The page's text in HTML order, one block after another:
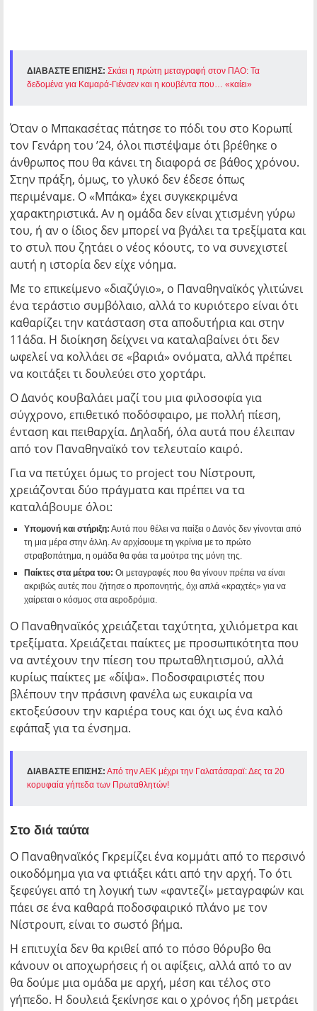
ΔΙΑΒΑΣΤΕ ΕΠΙΣΗΣ: Σκάει η πρώτη μεταγραφή στον ΠΑΟ: Τα
δεδομένα για Καμαρά-Γιένσεν και η κουβέντα που… «καίει»
Όταν ο Μπακασέτας πάτησε το πόδι του στο Κορωπί
τον Γενάρη του ’24, όλοι πιστέψαμε ότι βρέθηκε ο
άνθρωπος που θα κάνει τη διαφορά σε βάθος χρόνου.
Στην πράξη, όμως, το γλυκό δεν έδεσε όπως
περιμέναμε. Ο «Μπάκα» έχει συγκεκριμένα
χαρακτηριστικά. Αν η ομάδα δεν είναι χτισμένη γύρω
του, ή αν ο ίδιος δεν μπορεί να βγάλει τα τρεξίματα και
το στυλ που ζητάει ο νέος κόουτς, το να συνεχιστεί
αυτή η ιστορία δεν είχε νόημα.
Με το επικείμενο «διαζύγιο», ο Παναθηναϊκός γλιτώνει
ένα τεράστιο συμβόλαιο, αλλά το κυριότερο είναι ότι
καθαρίζει την κατάσταση στα αποδυτήρια και στην
11άδα. Η διοίκηση δείχνει να καταλαβαίνει ότι δεν
ωφελεί να κολλάει σε «βαριά» ονόματα, αλλά πρέπει
να κοιτάξει τι δουλεύει στο χορτάρι.
Ο Δανός κουβαλάει μαζί του μια φιλοσοφία για
σύγχρονο, επιθετικό ποδόσφαιρο, με πολλή πίεση,
ένταση και πειθαρχία. Δηλαδή, όλα αυτά που έλειπαν
από τον Παναθηναϊκό τον τελευταίο καιρό.
Για να πετύχει όμως το project του Νίστρουπ,
χρειάζονται δύο πράγματα και πρέπει να τα
καταλάβουμε όλοι:
Υπομονή και στήριξη: Αυτά που θέλει να παίξει ο Δανός δεν γίνονται από
τη μια μέρα στην άλλη. Αν αρχίσουμε τη γκρίνια με το πρώτο
στραβοπάτημα, η ομάδα θα φάει τα μούτρα της μόνη της.
Παίκτες στα μέτρα του: Οι μεταγραφές που θα γίνουν πρέπει να είναι
ακριβώς αυτές που ζήτησε ο προπονητής, όχι απλά «κραχτές» για να
χαίρεται ο κόσμος στα αεροδρόμια.
Ο Παναθηναϊκός χρειάζεται ταχύτητα, χιλιόμετρα και
τρεξίματα. Χρειάζεται παίκτες με προσωπικότητα που
να αντέχουν την πίεση του πρωταθλητισμού, αλλά
κυρίως παίκτες με «δίψα». Ποδοσφαιριστές που
βλέπουν την πράσινη φανέλα ως ευκαιρία να
εκτοξεύσουν την καριέρα τους και όχι ως ένα καλό
εφάπαξ για τα ένσημα.
ΔΙΑΒΑΣΤΕ ΕΠΙΣΗΣ: Από την ΑΕΚ μέχρι την Γαλατάσαραϊ: Δες τα 20
κορυφαία γήπεδα των Πρωταθλητών!
Στο διά ταύτα
Ο Παναθηναϊκός Γκρεμίζει ένα κομμάτι από το περσινό
οικοδόμημα για να φτιάξει κάτι από την αρχή. Το ότι
ξεφεύγει από τη λογική των «φαντεζί» μεταγραφών και
πάει σε ένα καθαρά ποδοσφαιρικό πλάνο με τον
Νίστρουπ, είναι το σωστό βήμα.
Η επιτυχία δεν θα κριθεί από το πόσο θόρυβο θα
κάνουν οι αποχωρήσεις ή οι αφίξεις, αλλά από το αν
θα δούμε μια ομάδα με αρχή, μέση και τέλος στο
γήπεδο. Η δουλειά ξεκίνησε και ο χρόνος ήδη μετράει